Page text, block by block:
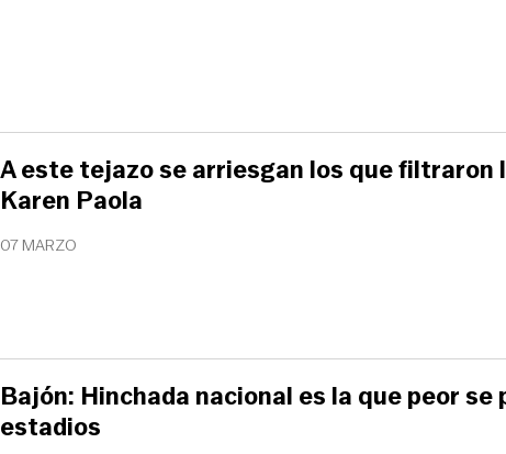
07 MARZO
A este tejazo se arriesgan los que filtraron
Karen Paola
Bajón: Hinchada nacional es la que peor se
estadios